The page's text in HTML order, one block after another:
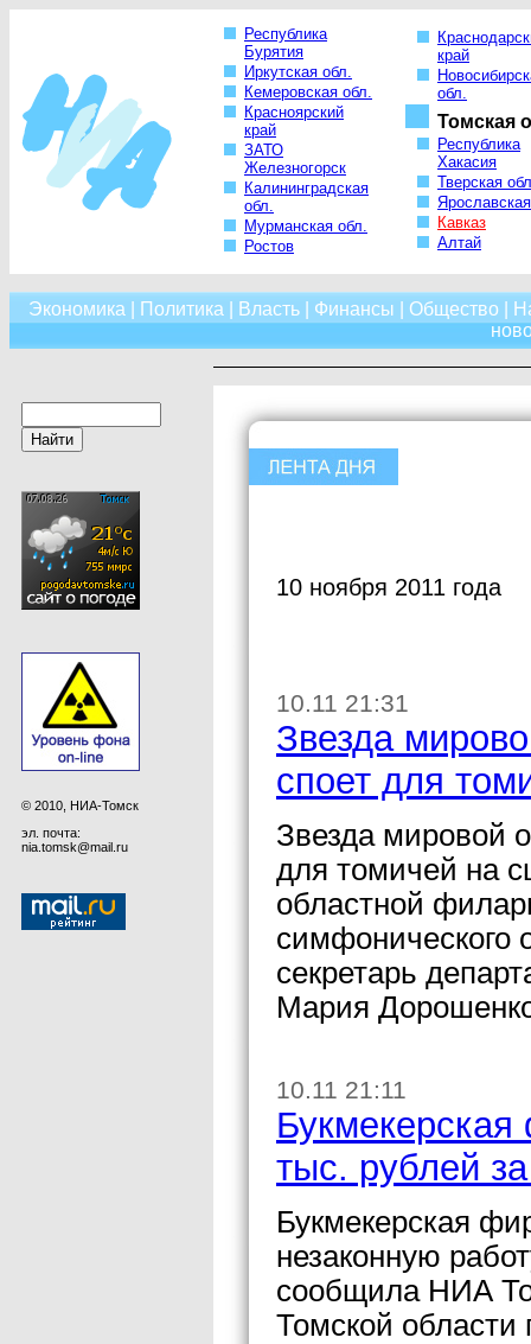
Республика
Бурятия
Иркутская обл.
Кемеровская обл.
Красноярский
край
ЗАТО
Железногорск
Калининградская
обл.
Мурманская обл.
Ростов
край
обл.
Томская
Республика
Хакасия
Тверская
Кавказ
Алтай
Экономика Политика Власть| Финансы Общество
© 2010, НИА-Томск
эл. почта:
nia.tomsk@mail.ru
10 ноября 2011 года
10.11 21:31
Звезда
споет для
Звезда мировой
для томичей на
областной
симфонического
секретарь
Мария
10.11 21:11
тыс. рублей
Букмекерская
незаконную
сообщила НИА
Томской